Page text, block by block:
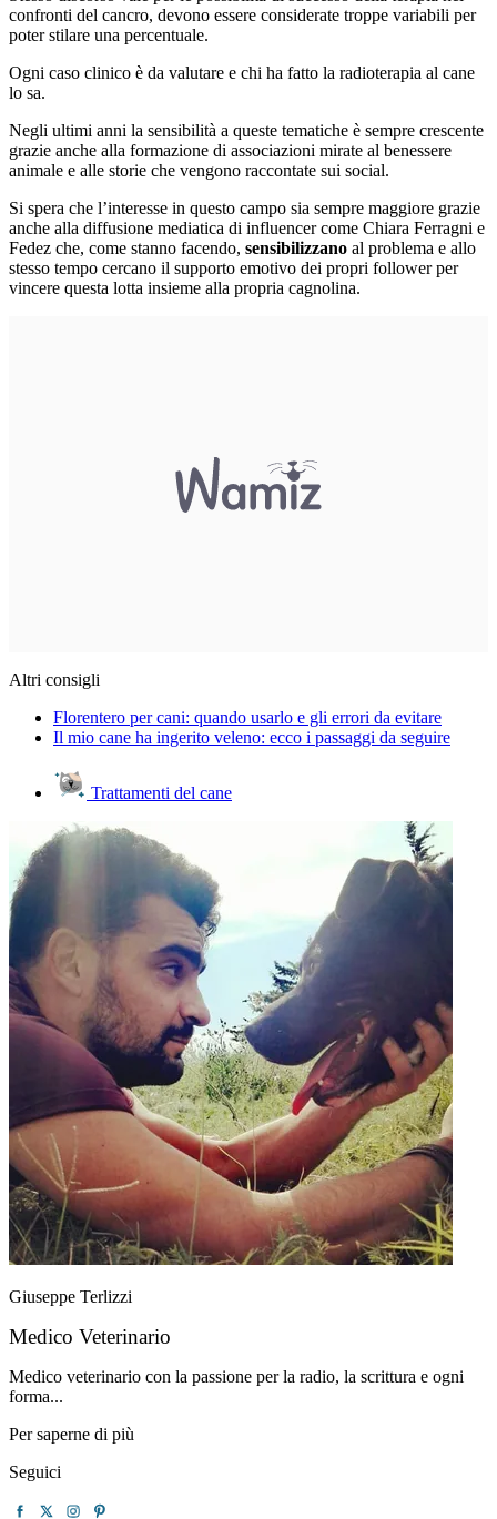
confronti del cancro, devono essere considerate troppe variabili per
poter stilare una percentuale.
Ogni caso clinico è da valutare e chi ha fatto la radioterapia al cane
lo sa.
Negli ultimi anni la sensibilità a queste tematiche è sempre crescente
grazie anche alla formazione di associazioni mirate al benessere
animale e alle storie che vengono raccontate sui social.
Si spera che l’interesse in questo campo sia sempre maggiore grazie
anche alla diffusione mediatica di influencer come Chiara Ferragni e
Fedez che, come stanno facendo, sensibilizzano al problema e allo
stesso tempo cercano il supporto emotivo dei propri follower per
vincere questa lotta insieme alla propria cagnolina.
Altri consigli
Florentero per cani: quando usarlo e gli errori da evitare
Il mio cane ha ingerito veleno: ecco i passaggi da seguire
Trattamenti del cane
Giuseppe Terlizzi
Medico Veterinario
Medico veterinario con la passione per la radio, la scrittura e ogni
forma...
Per saperne di più
Seguici